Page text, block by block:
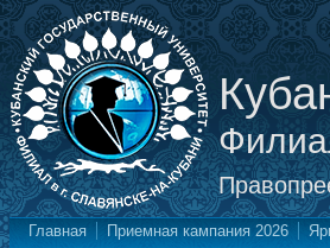
Главная Приемная кампания 2026